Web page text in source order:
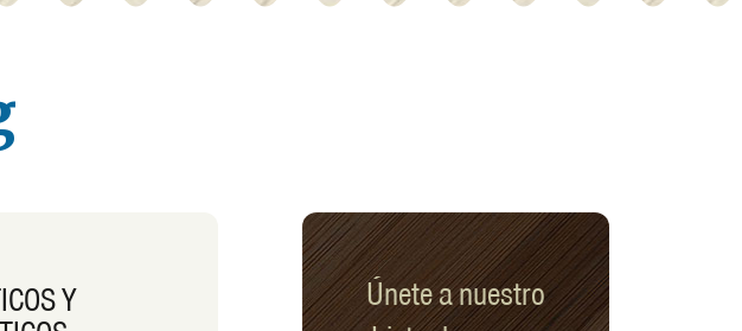
Y
Únete a nuestro